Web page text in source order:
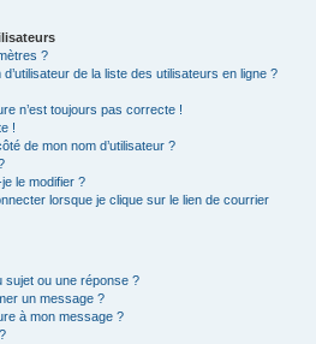
?
de la liste des utilisateurs en ligne ?
n’est toujours pas correcte !
!
de mon nom d’utilisateur ?
le modifier ?
lorsque je clique sur le lien de courrier
sujet ou une réponse ?
un message ?
à mon message ?